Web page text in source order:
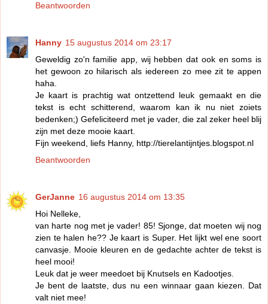
Beantwoorden
Hanny 15 augustus 2014 om 23:17
Geweldig zo'n familie app, wij hebben dat ook en soms is
het gewoon zo hilarisch als iedereen zo mee zit te appen
haha.
Je kaart is prachtig wat ontzettend leuk gemaakt en die
tekst is echt schitterend, waarom kan ik nu niet zoiets
bedenken;) Gefeliciteerd met je vader, die zal zeker heel blij
zijn met deze mooie kaart.
Fijn weekend, liefs Hanny, http://tierelantijntjes.blogspot.nl
Beantwoorden
GerJanne 16 augustus 2014 om 13:35
Hoi Nelleke,
van harte nog met je vader! 85! Sjonge, dat moeten wij nog
zien te halen he?? Je kaart is Super. Het lijkt wel ene soort
canvasje. Mooie kleuren en de gedachte achter de tekst is
heel mooi!
Leuk dat je weer meedoet bij Knutsels en Kadootjes.
Je bent de laatste, dus nu een winnaar gaan kiezen. Dat
valt niet mee!